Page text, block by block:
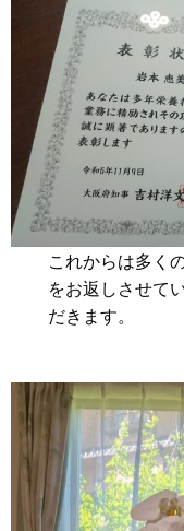
これからは多く
をお返しさせて
だきます。